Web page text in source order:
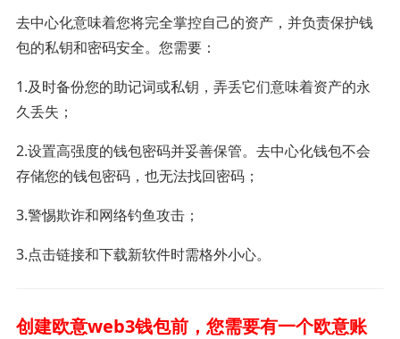
去中心化意味着您将完全掌控自己的资产，并负责保护钱
包的私钥和密码安全。您需要：
1.及时备份您的助记词或私钥，弄丢它们意味着资产的永
久丢失；
2.设置高强度的钱包密码并妥善保管。去中心化钱包不会
存储您的钱包密码，也无法找回密码；
3.警惕欺诈和网络钓鱼攻击；
3.点击链接和下载新软件时需格外小心。
创建欧意web3钱包前，您需要有一个欧意账